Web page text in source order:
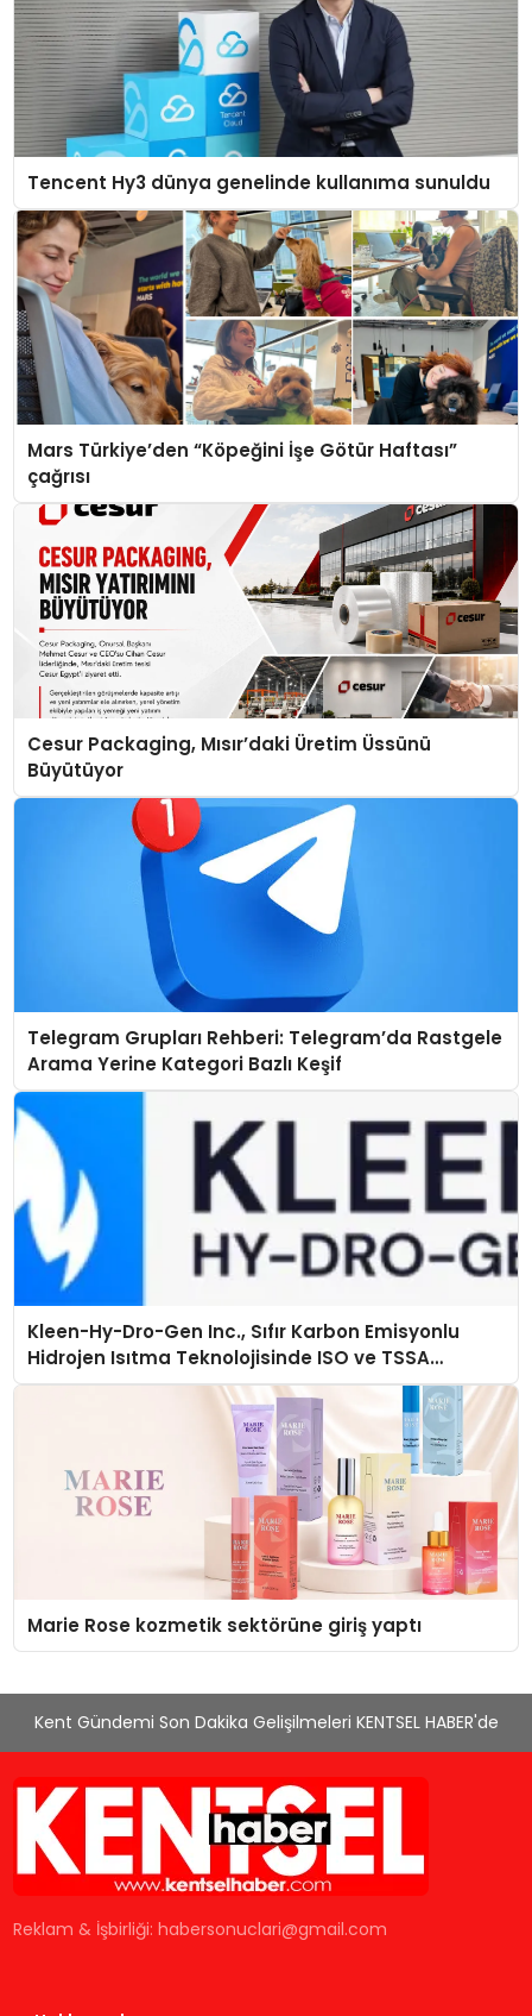
Tencent Hy3 dünya genelinde kullanıma sunuldu
Mars Türkiye’den “Köpeğini İşe Götür Haftası”
çağrısı
Cesur Packaging, Mısır’daki Üretim Üssünü
Büyütüyor
Telegram Grupları Rehberi: Telegram’da Rastgele
Arama Yerine Kategori Bazlı Keşif
Kleen-Hy-Dro-Gen Inc., Sıfır Karbon Emisyonlu
Hidrojen Isıtma Teknolojisinde ISO ve TSSA
Düzenleyici Onaylarını Aldı
Marie Rose kozmetik sektörüne giriş yaptı
Kent Gündemi Son Dakika Gelişilmeleri KENTSEL HABER'de
Reklam & İşbirliği:habersonuclari@gmail.com